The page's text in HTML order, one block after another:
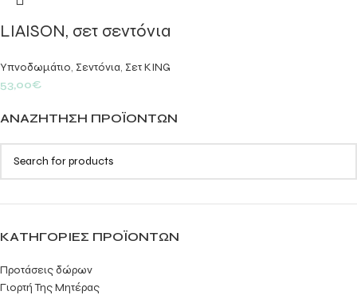
ΑΝΑΖΉΤΗΣΗ ΠΡΟΪΌΝΤΩΝ
ΚΑΤΗΓΟΡΊΕΣ ΠΡΟΪΌΝΤΩΝ
Προτάσεις δώρων
Γιορτή Της Μητέρας
LIAISON, σετ σεντόνια
Υπνοδωμάτιο, Σεντόνια, Σετ KING
53,00€